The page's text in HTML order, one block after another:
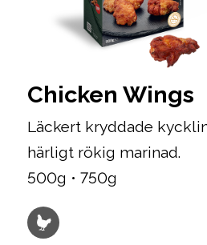
Chicken Wings
Läckert kryddade
härligt rökig marinad.
500g • 750g